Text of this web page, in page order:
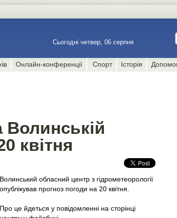
Сьогодні четвер, 06 серпня
Онлайн-конференції Спорт Історія
Волинській
квітня
Волинський обласний центр з гідрометеорології
опублікував прогноз погоди на 20 квітня.
Про це йдеться у повідомленні на сторінці